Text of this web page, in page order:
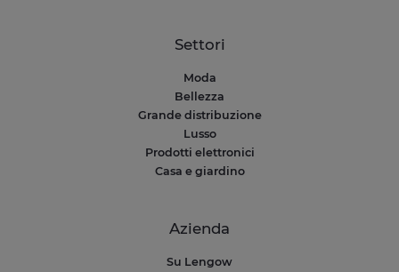
Settori
Moda
Bellezza
Grande distribuzione
Lusso
Prodotti elettronici
Casa e giardino
Azienda
Su Lengow